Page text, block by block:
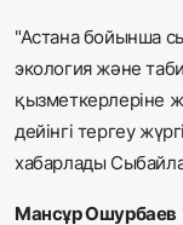
"Астана бойынша
экология және
қызметкерлеріне
дейінгі тергеу
хабарлады
Мансұр Ошурбаев